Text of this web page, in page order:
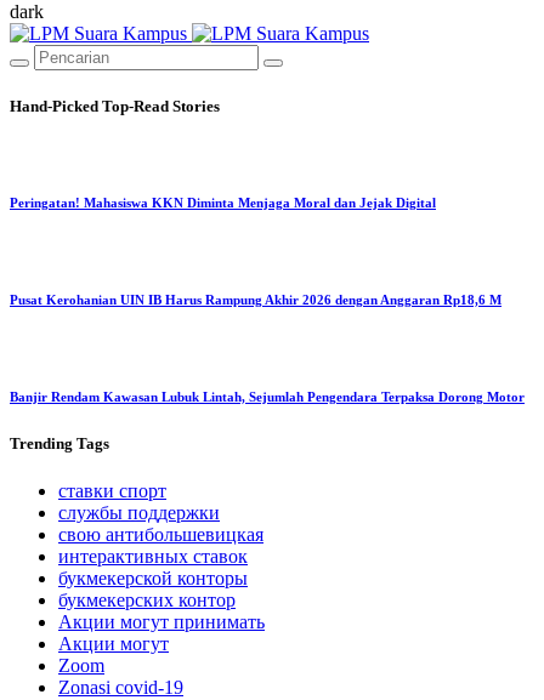
dark
Hand-Picked Top-Read Stories
Peringatan! Mahasiswa KKN Diminta Menjaga Moral dan Jejak Digital
Pusat Kerohanian UIN IB Harus Rampung Akhir 2026 dengan Anggaran Rp18,6 M
Banjir Rendam Kawasan Lubuk Lintah, Sejumlah Pengendara Terpaksa Dorong Motor
Trending Tags
ставки спорт
службы поддержки
свою антибольшевицкая
интерактивных ставок
букмекерской конторы
букмекерских контор
Акции могут принимать
Акции могут
Zoom
Zonasi covid-19